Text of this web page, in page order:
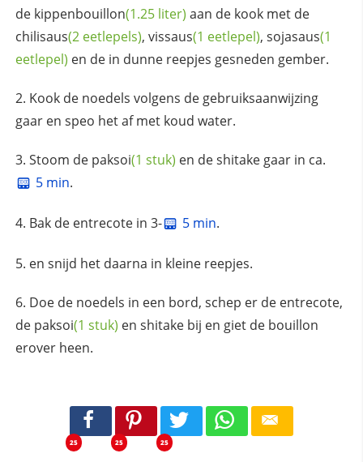
de kippenbouillon(1.25 liter) aan de kook met de
chilisaus(2 eetlepels), vissaus(1 eetlepel), sojasaus(1
eetlepel) en de in dunne reepjes gesneden gember.
Kook de noedels volgens de gebruiksaanwijzing
gaar en speo het af met koud water.
Stoom de paksoi(1 stuk) en de shitake gaar in ca.
5 min.
Bak de entrecote in 3- 5 min.
en snijd het daarna in kleine reepjes.
Doe de noedels in een bord, schep er de entrecote,
de paksoi(1 stuk) en shitake bij en giet de bouillon
erover heen.
25 25 25